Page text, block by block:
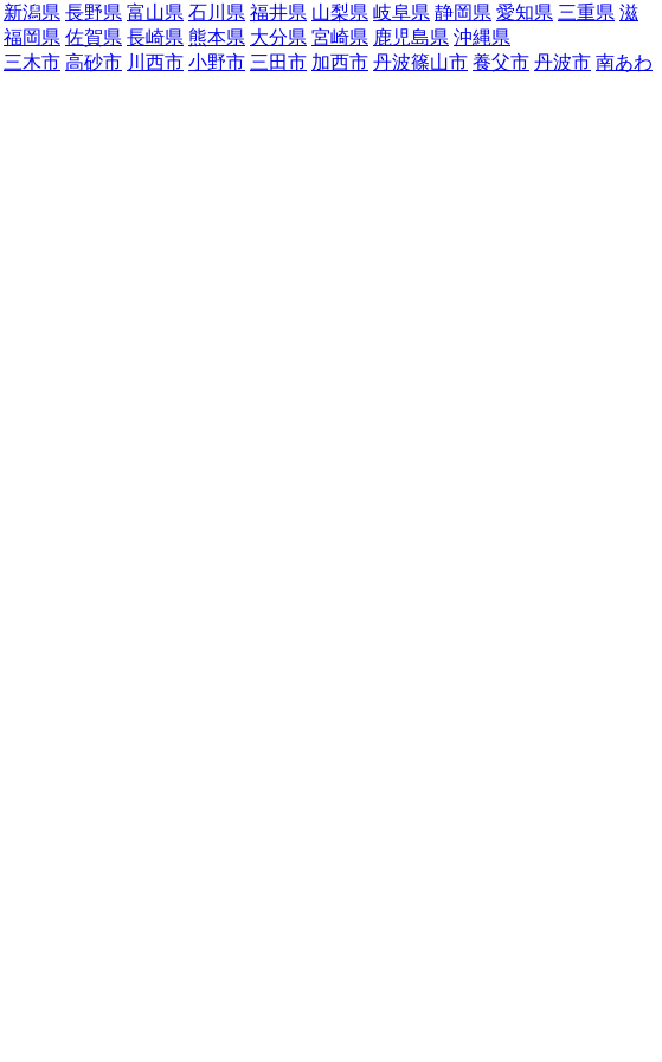
新潟県 長野県 富山県 石川県 福井県 山梨県 岐阜県 静岡県 愛知県 三重県 滋
福岡県 佐賀県 長崎県 熊本県 大分県 宮崎県 鹿児島県 沖縄県
三木市 高砂市 川西市 小野市 三田市 加西市 丹波篠山市 養父市 丹波市 南あわ